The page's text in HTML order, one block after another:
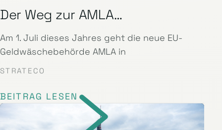
Der Weg zur AMLA…
Am 1. Juli dieses Jahres geht die neue EU-
Geldwäschebehörde AMLA in
STRATECO
BEITRAG LESEN